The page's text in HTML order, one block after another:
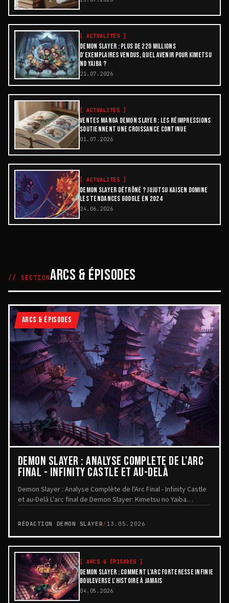
[ ACTUALITÉS ]
DEMON SLAYER : PLUS DE 220 MILLIONS
D'EXEMPLAIRES VENDUS, QUEL AVENIR POUR KIMETSU
NO YAIBA ?
21.07.2026
[ ACTUALITÉS ]
VENTES MANGA DEMON SLAYER : LES RÉIMPRESSIONS
SOUTIENNENT UNE CROISSANCE CONTINUE
01.07.2026
[ ACTUALITÉS ]
DEMON SLAYER DÉTRÔNÉ ? JUJUTSU KAISEN DOMINE
LES TENDANCES GOOGLE EN 2024
24.06.2026
// SECTIONARCS & ÉPISODES
ARCS & ÉPISODES
DEMON SLAYER : ANALYSE COMPLÈTE DE L'ARC
FINAL - INFINITY CASTLE ET AU-DELÀ
Demon Slayer : Analyse Complète de l'Arc Final - Infinity Castle
et au-Delà L'arc final de Demon Slayer: Kimetsu no Yaiba
RÉDACTION DEMON SLAYER/ 13.05.2026
[ ARCS & ÉPISODES ]
DEMON SLAYER : COMMENT L'ARC FORTERESSE INFINIE
BOULEVERSE L'HISTOIRE À JAMAIS
04.05.2026